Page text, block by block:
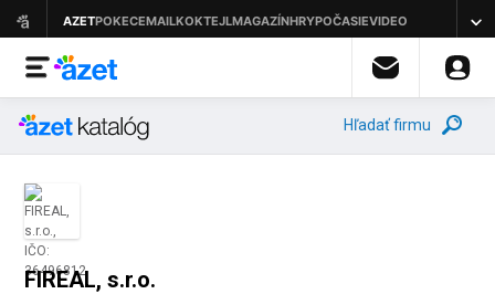
Hľadať firmu
FIREAL, s.r.o.